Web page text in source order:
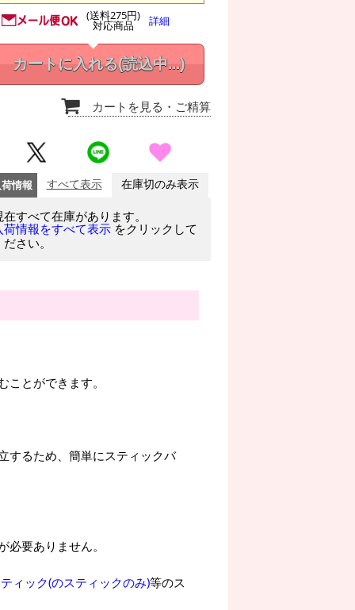
(送料275円)
対応商品 詳細
カートに入れる(読込中...)
カートを見る ・ご精算
情報 すべて表示 在庫切のみ表示
在すべて在庫があります。
荷情報をすべて表示 をクリックして
さい。
とができます。
するため、簡単にスティックバ
要ありません。
ィック(のスティックのみ)等のス